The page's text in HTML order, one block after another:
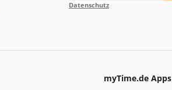
Datenschutz
myTime.de Apps